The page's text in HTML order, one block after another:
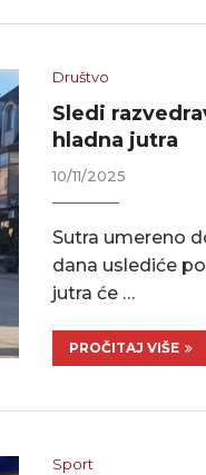
Društvo
Sledi
hladna jutra
10/11/2025
Sutra umereno
dana uslediće
jutra će …
PROČITAJ VIŠE
Sport